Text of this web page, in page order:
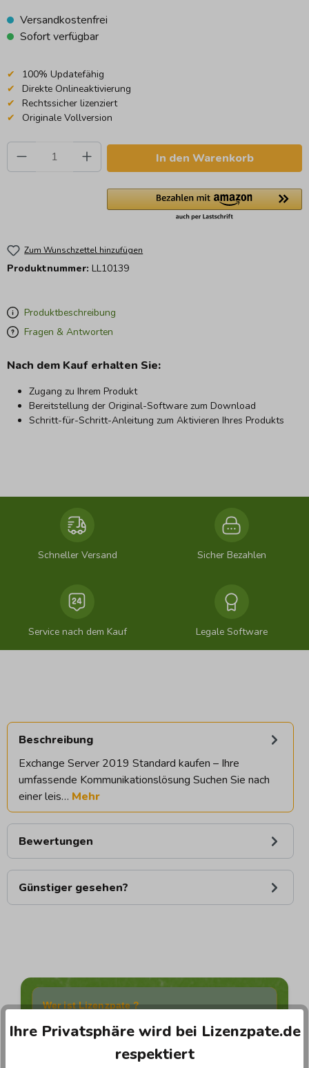
Produktbeschreibung
Fragen & Antworten
Nach dem Kauf erhalten Sie:
Zugang zu Ihrem Produkt
Bereitstellung der Original-Software zum Download
Schritt-für-Schritt-Anleitung zum Aktivieren Ihres Produkts
Versandkostenfrei
Sofort verfügbar
100% Updatefähig
Direkte Onlineaktivierung
Rechtssicher lizenziert
Originale Vollversion
Produkt Anzahl: Gib den gewünschten
In den Warenkorb
Zum Wunschzettel hinzufügen
Produktnummer: LL10139
Schneller Versand Sicher Bezahlen
Service nach dem Kauf Legale Software
Beschreibung
Exchange Server 2019 Standard kaufen – Ihre
umfassende Kommunikationslösung Suchen Sie nach
einer leis… Mehr
Bewertungen
Günstiger gesehen?
Wer ist Lizenzpate ?
Wir sind nicht nur ein Online-Shop – wir sind
Ihre Experten für Softwarelösungen.
Ihre Privatsphäre wird bei Lizenzpate.de
respektiert